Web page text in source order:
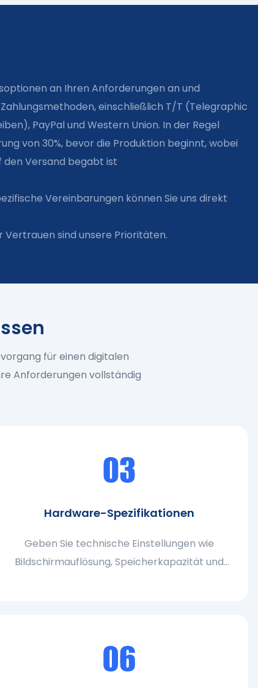
an Ihren Anforderungen an und
einschließlich T/T (Telegraphic
PayPal und Western Union. In der Regel
von 30%, bevor die Produktion beginnt, wobei
den Versand begabt ist
Vereinbarungen können Sie uns direkt
Vertrauen sind unsere Prioritäten.
für einen digitalen
Anforderungen vollständig
Hardware-Spezifikationen
Geben Sie technische Einstellungen wie
Bildschirmauflösung, Speicherkapazität und